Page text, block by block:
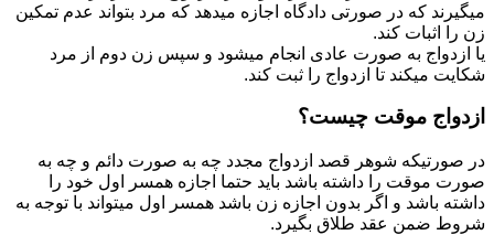
میگیرند که در صورتی دادگاه اجازه میدهد که مرد بتواند عدم تمکین
زن را اثبات کند.
یا ازدواج به صورت عادی انجام میشود و سپس زن دوم از مرد
شکایت میکند تا ازدواج را ثبت کند.
ازدواج موقت چیست؟
در صورتیکه شوهر قصد ازدواج مجدد چه به صورت دائم و چه به
صورت موقت را داشته باشد باید حتما اجازه همسر اول خود را
داشته باشد و اگر بدون اجازه زن باشد همسر اول میتواند با توجه به
شروط ضمن عقد طلاق بگیرد.